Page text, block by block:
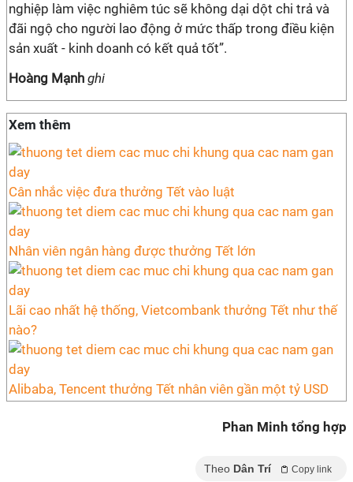
nghiệp làm việc nghiêm túc sẽ không dại dột chi trả và
đãi ngộ cho người lao động ở mức thấp trong điều kiện
sản xuất - kinh doanh có kết quả tốt”.
Hoàng Mạnh ghi
Xem thêm
Cân nhắc việc đưa thưởng Tết vào luật
Nhân viên ngân hàng được thưởng Tết lớn
Lãi cao nhất hệ thống, Vietcombank thưởng Tết như thế
nào?
Alibaba, Tencent thưởng Tết nhân viên gần một tỷ USD
Phan Minh tổng hợp
Theo Dân Trí Copy link